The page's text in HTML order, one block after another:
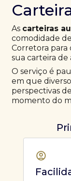
As carteiras
comodidade
Corretora para
sua carteira de
O serviço é
em que
perspectivas
momento do